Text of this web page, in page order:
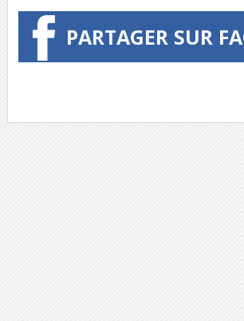
PARTAGER SUR